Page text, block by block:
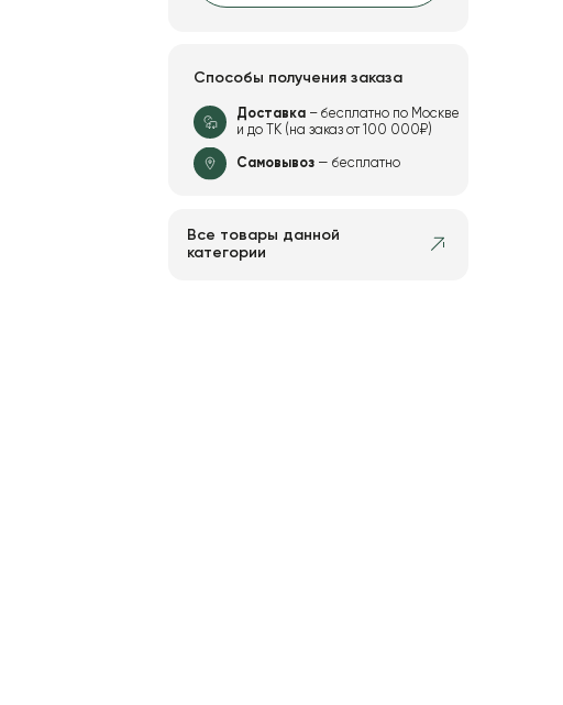
Способы получения заказа
Доставка– бесплатно по Москве
и до ТК (на заказ от 100 000₽)
Самовывоз— бесплатно
Все товары данной
категории